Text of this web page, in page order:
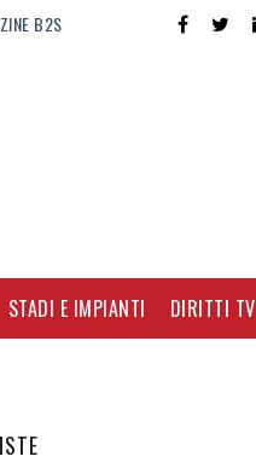
B2S
STADI E IMPIANTI DIRITTI TV